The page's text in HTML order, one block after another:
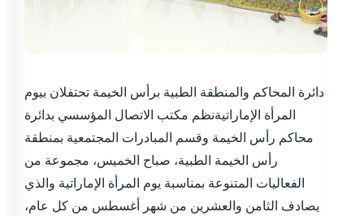
دائرة المحاكم والمنطقة الطبية برأس الخيمة تحتفلان بيوم
المرأة الإماراتيةنظم مكتب الاتصال المؤسسي بدائرة
محاكم رأس الخيمة وقسم المبادرات المجتمعية بمنطقة
رأس الخيمة الطبية، صباح الخميس، مجموعة من
الفعاليات المتنوعة بمناسبة يوم المرأة الإماراتية والذي
يصادف الثامن والعشرين من شهر أغسطس من كل عام،